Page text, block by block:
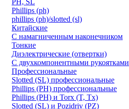
PH, SL
Phillips (ph)
phillips (ph)/slotted (sl)
Китайские
C намагниченным наконечником
Тонкие
Диэлектрические (отвертки)
С двухкомпонентными рукоятками
Профессиональные
Slotted (SL) профессиональные
Phillips (PH) профессиональные
Phillips (PH) и Torx (T, Tx)
Slotted (SL) и Pozidriv (PZ)